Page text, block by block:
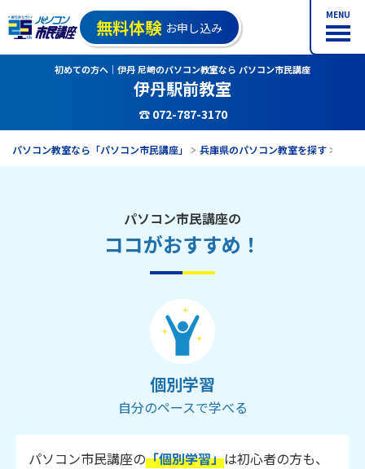
MENU
無料体験 お申し込み
初めての方へ｜伊丹 尼崎のパソコン教室なら パソコン市民講座
伊丹駅前教室
☎ 072-787-3170
パソコン教室なら「パソコン市民講座」 兵庫県のパソコン教室を探す
ココがおすすめ！
パソコン市民講座の
個別学習
自分のペースで学べる
パソコン市民講座の「個別学習」は初心者の方も、